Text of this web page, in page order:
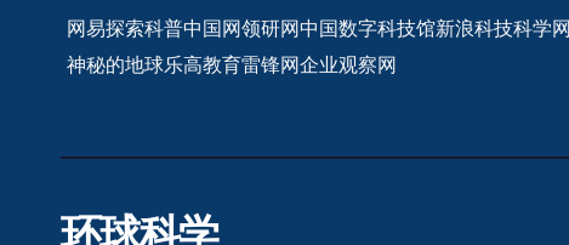
网易探索科普中国网领研网中国数字科技馆新浪科技科学网
神秘的地球乐高教育雷锋网企业观察网
环球科学